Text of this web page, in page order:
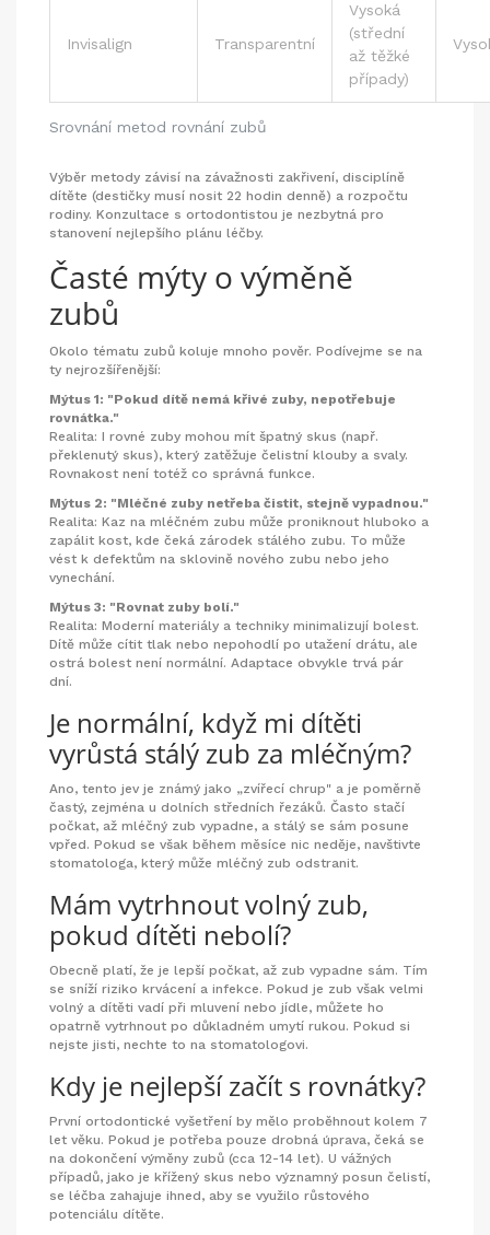
Srovnání metod rovnání zubů
Invisalign Transparentní
Vysoká
(střední
až těžké
případy)
Výběr metody závisí na závažnosti zakřivení, disciplíně
dítěte (destičky musí nosit 22 hodin denně) a rozpočtu
rodiny. Konzultace s ortodontistou je nezbytná pro
stanovení nejlepšího plánu léčby.
Časté mýty o výměně
zubů
Okolo tématu zubů koluje mnoho pověr. Podívejme se na
ty nejrozšířenější:
Mýtus 1: "Pokud dítě nemá křivé zuby, nepotřebuje
rovnátka."
Realita: I rovné zuby mohou mít špatný skus (např.
překlenutý skus), který zatěžuje čelistní klouby a svaly.
Rovnakost není totéž co správná funkce.
Mýtus 2: "Mléčné zuby netřeba čistit, stejně vypadnou."
Realita: Kaz na mléčném zubu může proniknout hluboko a
zapálit kost, kde čeká zárodek stálého zubu. To může
vést k defektům na sklovině nového zubu nebo jeho
vynechání.
Mýtus 3: "Rovnat zuby bolí."
Realita: Moderní materiály a techniky minimalizují bolest.
Dítě může cítit tlak nebo nepohodlí po utažení drátu, ale
ostrá bolest není normální. Adaptace obvykle trvá pár
dní.
Je normální, když mi dítěti
vyrůstá stálý zub za mléčným?
Ano, tento jev je známý jako „zvířecí chrup" a je poměrně
častý, zejména u dolních středních řezáků. Často stačí
počkat, až mléčný zub vypadne, a stálý se sám posune
vpřed. Pokud se však během měsíce nic neděje, navštivte
stomatologa, který může mléčný zub odstranit.
Mám vytrhnout volný zub,
pokud dítěti nebolí?
Obecně platí, že je lepší počkat, až zub vypadne sám. Tím
se sníží riziko krvácení a infekce. Pokud je zub však velmi
volný a dítěti vadí při mluvení nebo jídle, můžete ho
opatrně vytrhnout po důkladném umytí rukou. Pokud si
nejste jisti, nechte to na stomatologovi.
Kdy je nejlepší začít s rovnátky?
První ortodontické vyšetření by mělo proběhnout kolem 7
let věku. Pokud je potřeba pouze drobná úprava, čeká se
na dokončení výměny zubů (cca 12-14 let). U vážných
případů, jako je křížený skus nebo významný posun čelistí,
se léčba zahajuje ihned, aby se využilo růstového
potenciálu dítěte.